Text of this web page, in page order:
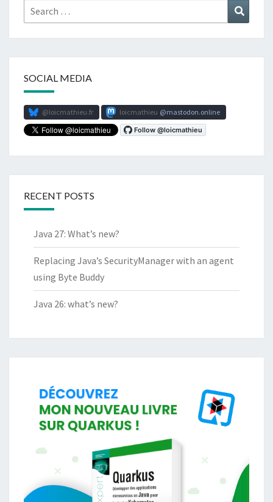
Search
for:
SOCIAL MEDIA
@loicmathieu.fr loicmathieu mastodon.online
RECENT POSTS
Java 27: What’s new?
Replacing Java’s SecurityManager with an agent
using Byte Buddy
Java 26: what’s new?